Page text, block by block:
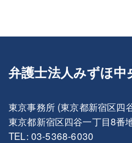
弁護士法人みずほ中
東京事務所 (東京都新宿区四
東京都新宿区四谷一丁目8番
TEL: 03-5368-6030